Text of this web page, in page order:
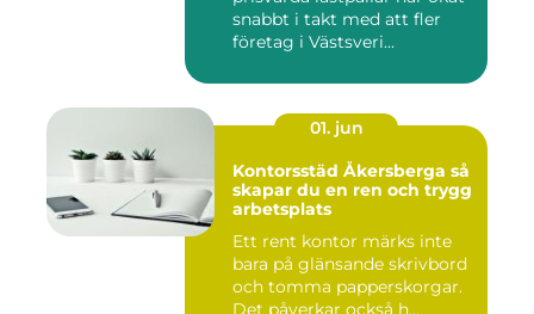
snabbt i takt med att fler
företag i Västsveri...
01. jun
Kontorsstäd Åkersberga så
skapar du en ren och trygg
arbetsplats
Ett rent kontor märks inte
bara på glänsande skrivbord
och tomma papperskorgar.
Det påverkar också h...